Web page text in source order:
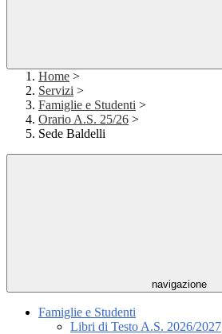
Home >
Servizi >
Famiglie e Studenti >
Orario A.S. 25/26 >
Sede Baldelli
navigazione
Famiglie e Studenti
Libri di Testo A.S. 2026/2027